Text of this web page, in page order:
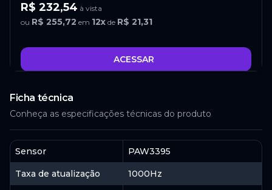
R$ 232,54 à vista
ou R$ 255,72 em 12x de R$ 21,31
ACESSAR
AliExpress
R$ 254,04 à vista
R$ 23,28
ACESSAR
Ficha técnica
Conheça as especificações técnicas do produto
Sensor PAW3395
Taxa de atualização 1000Hz